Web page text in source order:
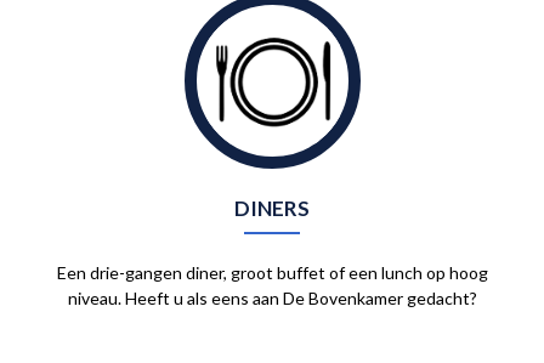
DINERS
Een drie-gangen diner, groot buffet of een lunch op hoog
niveau. Heeft u als eens aan De Bovenkamer gedacht?